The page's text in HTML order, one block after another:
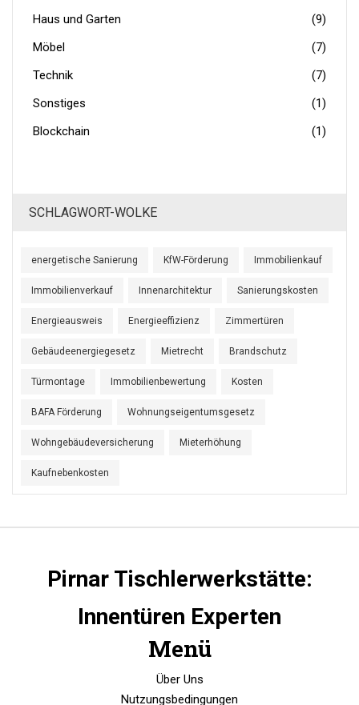
Haus und Garten
(9)
Möbel
(7)
Technik
(7)
Sonstiges
(1)
Blockchain
(1)
SCHLAGWORT-WOLKE
energetische Sanierung KfW-Förderung Immobilienkauf
Immobilienverkauf Innenarchitektur Sanierungskosten
Energieausweis Energieeffizienz Zimmertüren
Gebäudeenergiegesetz Mietrecht Brandschutz
Türmontage Immobilienbewertung Kosten
BAFA Förderung Wohnungseigentumsgesetz
Wohngebäudeversicherung Mieterhöhung
Kaufnebenkosten
Pirnar Tischlerwerkstätte:
Innentüren Experten
Menü
Über Uns
Nutzungsbedingungen